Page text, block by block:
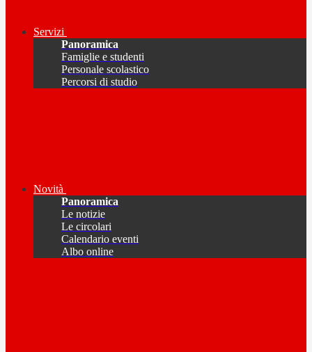
Servizi
Panoramica
Famiglie e studenti
Personale scolastico
Percorsi di studio
Novità
Panoramica
Le notizie
Le circolari
Calendario eventi
Albo online